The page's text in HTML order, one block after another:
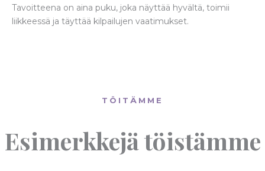
Tavoitteena on aina puku, joka näyttää hyvältä, toimii
liikkeessä ja täyttää kilpailujen vaatimukset.
TÖITÄMME
Esimerkkejä töistämme